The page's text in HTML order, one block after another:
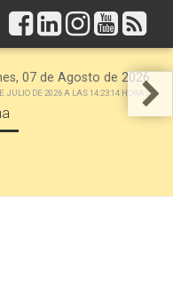
07 de Agosto de 2026
JULIO DE 2026 A LAS 14:23:14 HORAS